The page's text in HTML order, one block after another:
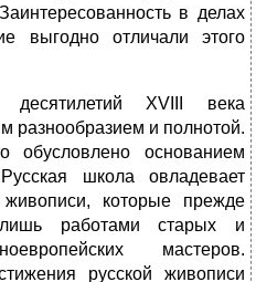
в делах
выгодно отличали этого
десятилетий XVIII века
разнообразием и полнотой.
обусловлено основанием
школа овладевает
которые прежде
работами старых и
мастеров.
русской живописи